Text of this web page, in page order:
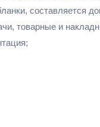
составляется
товарные и